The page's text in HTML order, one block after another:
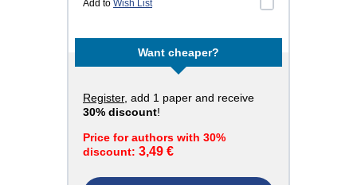
Add to Wish List
Want cheaper?
Register, add 1 paper and receive
30% discount!
Price for authors with 30%
discount: 3,49 €